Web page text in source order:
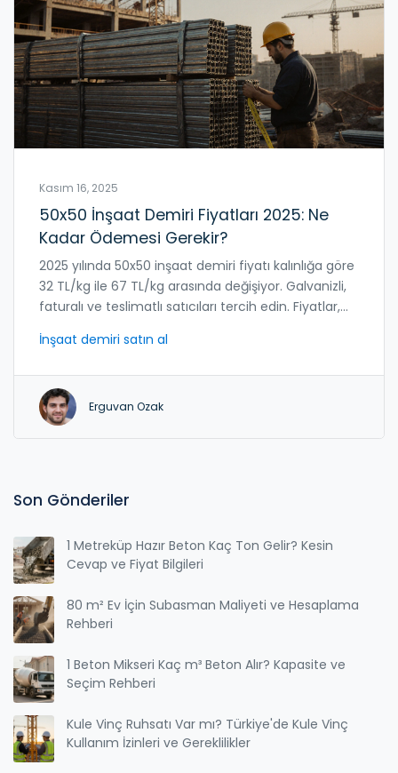
Kasım 16, 2025
50x50 İnşaat Demiri Fiyatları 2025: Ne
Kadar Ödemesi Gerekir?
2025 yılında 50x50 inşaat demiri fiyatı kalınlığa göre
32 TL/kg ile 67 TL/kg arasında değişiyor. Galvanizli,
faturalı ve teslimatlı satıcıları tercih edin. Fiyatlar,
etkileniyor.
İnşaat demiri satın al
Erguvan Ozak
Son Gönderiler
1 Metreküp Hazır Beton Kaç Ton Gelir? Kesin
Cevap ve Fiyat Bilgileri
80 m² Ev İçin Subasman Maliyeti ve Hesaplama
Rehberi
1 Beton Mikseri Kaç m³ Beton Alır? Kapasite ve
Seçim Rehberi
Kule Vinç Ruhsatı Var mı? Türkiye'de Kule Vinç
Kullanım İzinleri ve Gereklilikler